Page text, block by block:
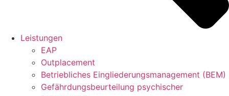
Leistungen
EAP
Outplacement
Betriebliches Eingliederungsmanagement (BEM)
Gefährdungsbeurteilung psychischer